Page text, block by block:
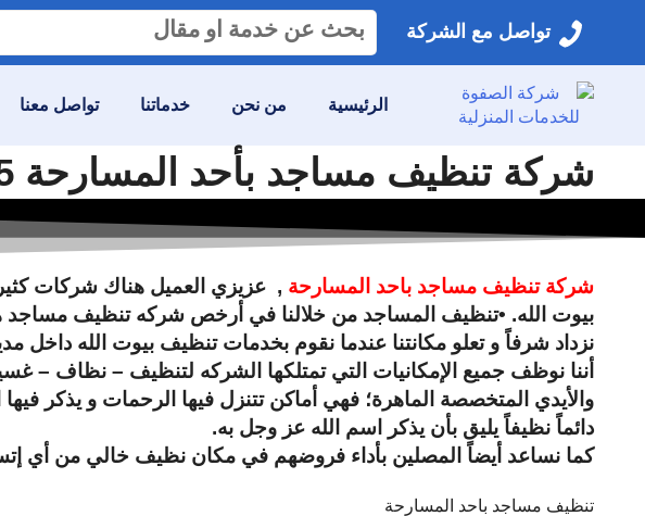
تواصل مع الشركة
البحث
عن:
الرئيسية من نحن خدماتنا تواصل معنا
شركة تنظيف مساجد بأحد المسارحة 0558592765 خصم 40% – شركة الصفوة
شركة تنظيف مساجد باحد المسارحة , عزيزي العميل هناك شركات
بيوت الله. •تنظيف المساجد من خلالنا في أرخص شركه تنظيف مساجد
نزداد شرفاً و تعلو مكانتنا عندما نقوم بخدمات تنظيف بيوت الله
أننا نوظف جميع الإمكانيات التي تمتلكها الشركه لتنظيف – نظاف –
والأيدي المتخصصة الماهرة؛ فهي أماكن تتنزل فيها الرحمات و يذكر
دائماً نظيفاً يليق بأن يذكر اسم الله عز وجل به.
كما نساعد أيضاً المصلين بأداء فروضهم في مكان نظيف خالي من أي
تنظيف مساجد باحد المسارحة